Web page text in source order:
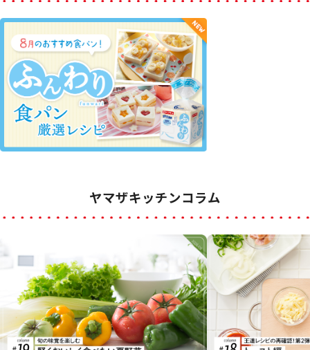
ヤマザキッチンコラム